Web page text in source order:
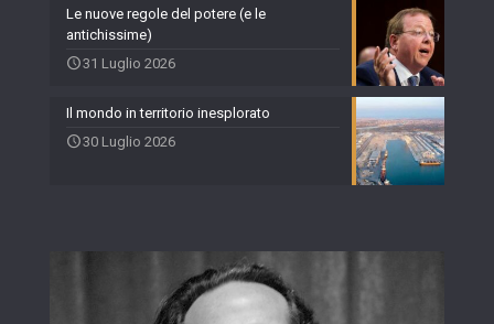
Le nuove regole del potere (e le
antichissime)
31 Luglio 2026
Il mondo in territorio inesplorato
30 Luglio 2026